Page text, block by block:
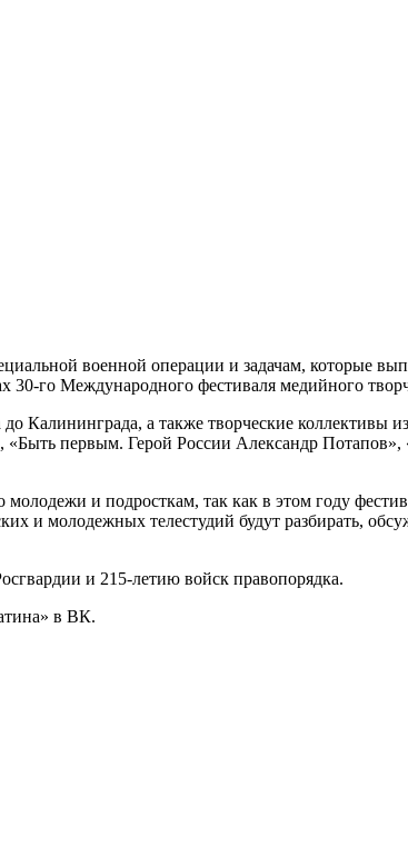
военной операции и задачам, которые
го Международного фестиваля медийного
Калининграда, а также творческие
первым. Герой России Александр
и подросткам, так как в этом году
и молодежных телестудий будут разбирать,
и 215-летию войск правопорядка.
в ВК.